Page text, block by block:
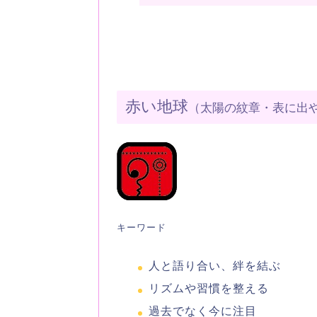
赤い地球 （太陽の紋章・表に出
キーワード
人と語り合い、絆を結ぶ
リズムや習慣を整える
過去でなく今に注目